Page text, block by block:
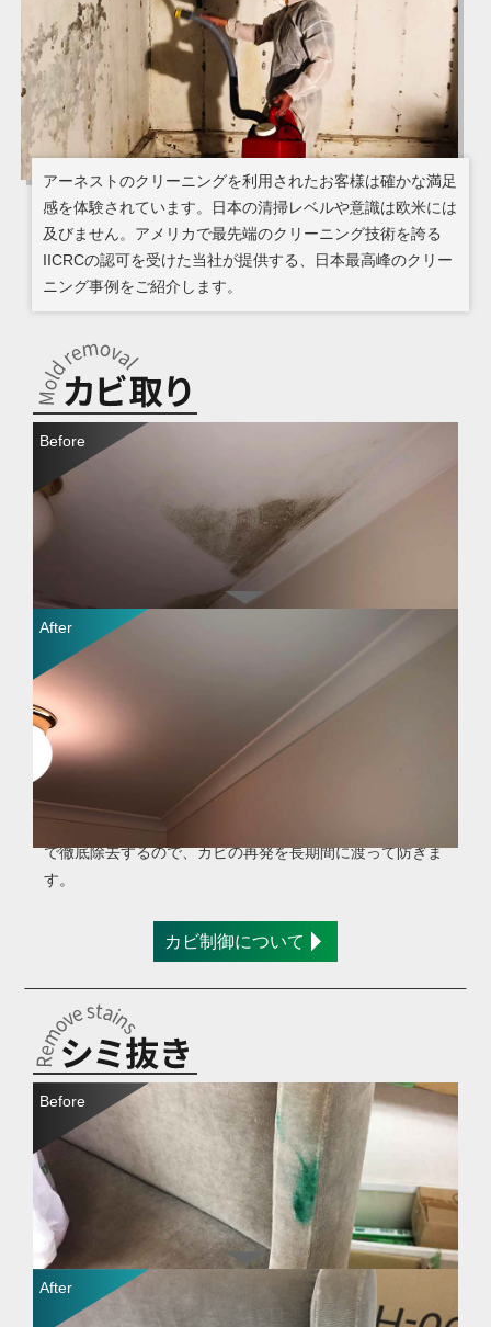
アーネストのクリーニングを利用されたお客様は確かな満足
感を体験されています。日本の清掃レベルや意識は欧米には
及びません。アメリカで最先端のクリーニング技術を誇る
IICRCの認可を受けた当社が提供する、日本最高峰のクリー
ニング事例をご紹介します。
天井面に発生したカビを除去しました。一般的な清掃業者
ではカビのみを除去しますが、当社では空気中のカビ菌ま
で徹底除去するので、カビの再発を長期間に渡って防ぎま
す。
カビ制御について